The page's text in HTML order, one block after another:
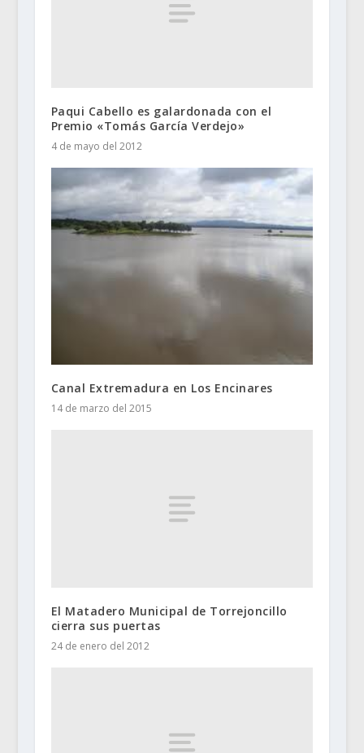
Paqui Cabello es galardonada con el
Premio «Tomás García Verdejo»
4 de mayo del 2012
Canal Extremadura en Los Encinares
14 de marzo del 2015
El Matadero Municipal de Torrejoncillo
cierra sus puertas
24 de enero del 2012